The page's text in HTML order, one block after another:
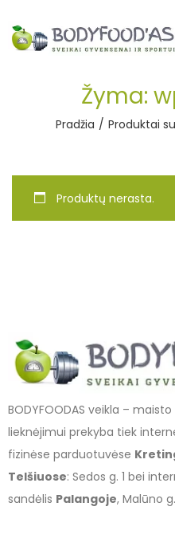
Žyma:
Pradžia / Produktai
Produktų nerasta.
BODYFOODAS veikla –
lieknėjimui prekyba tiek
fizinėse parduotuvėse
Telšiuose: Sedos g. 1 bei
sandėlis Palangoje, Malūno